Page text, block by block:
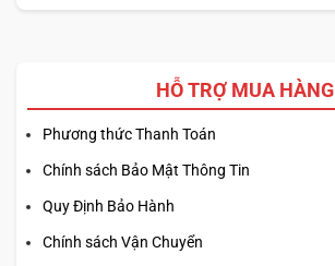
HỖ TRỢ MUA HÀNG
Phương thức Thanh Toán
Chính sách Bảo Mật Thông Tin
Quy Định Bảo Hành
Chính sách Vận Chuyển